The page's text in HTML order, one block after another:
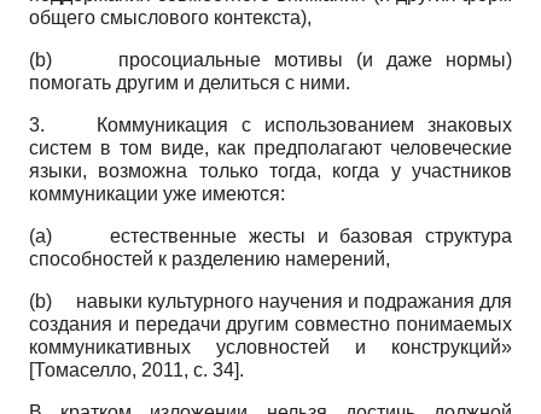
общего смыслового контекста),
(b) просоциальные мотивы (и даже нормы)
помогать другим и делиться с ними.
3. Коммуникация с использованием знаковых
систем в том виде, как предполагают человеческие
языки, возможна только тогда, когда у участников
коммуникации уже имеются:
(a)естественные жесты и базовая структура
способностей к разделению намерений,
(b) навыки культурного научения и подражания для
создания и передачи другим совместно понимаемых
коммуникативных условностей и конструкций»
[Томаселло, 2011, с. 34].